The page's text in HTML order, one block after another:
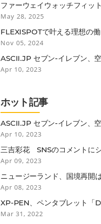
ファーウェイウォッチフィッ
May 28, 2025
FLEXISPOTで叶える理想の
イデーで見逃せない3つのポイ
Nov 05, 2024
ASCII.JP セブン-イレブン、
の非接触セルフレジ
Apr 10, 2023
ホット記事
ASCII.JP セブン-イレブン、
の非接触セルフレジ
Apr 10, 2023
三吉彩花 SNSのコメントに
にしては垂れているかも…」
Apr 09, 2023
ニュージーランド、国境再開
リスク国のワクチン接種者は隔
Apr 08, 2023
XP-PEN、ペンタブレット「
BLUETOOTH接続モデル
Mar 31, 2022